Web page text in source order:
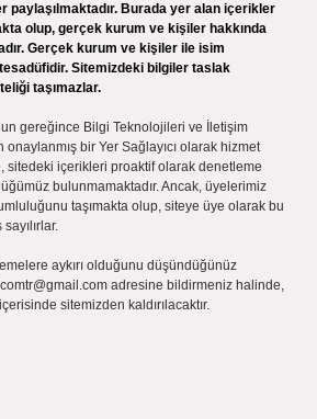
paylaşılmaktadır. Burada yer alan içerikler
olup, gerçek kurum ve kişiler hakkında
Gerçek kurum ve kişiler ile isim
Sitemizdeki bilgiler taslak
taşımazlar.
gereğince Bilgi Teknolojileri ve İletişim
onaylanmış bir Yer Sağlayıcı olarak hizmet
sitedeki içerikleri proaktif olarak denetleme
bulunmamaktadır. Ancak, üyelerimiz
taşımakta olup, siteye üye olarak bu
aykırı olduğunu düşündüğünüz
adresine bildirmeniz halinde,
sitemizden kaldırılacaktır.